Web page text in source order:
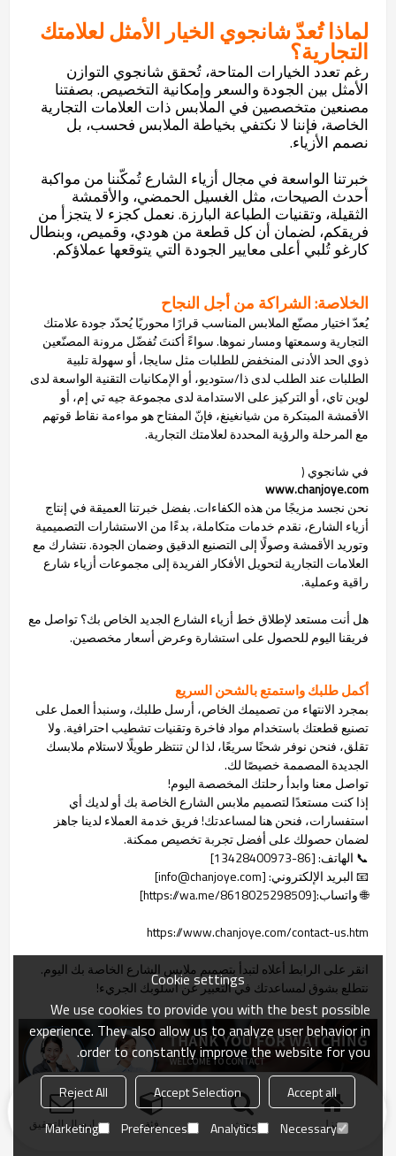
لماذا تُعدّ شانجوي الخيار الأمثل لعلامتك
التجارية؟
رغم تعدد الخيارات المتاحة، تُحقق شانجوي التوازن
الأمثل بين الجودة والسعر وإمكانية التخصيص. بصفتنا
مصنعين متخصصين في الملابس ذات العلامات التجارية
الخاصة، فإننا لا نكتفي بخياطة الملابس فحسب، بل
نصمم الأزياء.
خبرتنا الواسعة في مجال أزياء الشارع تُمكّننا من مواكبة
أحدث الصيحات، مثل الغسيل الحمضي، والأقمشة
الثقيلة، وتقنيات الطباعة البارزة. نعمل كجزء لا يتجزأ من
فريقكم، لضمان أن كل قطعة من هودي، وقميص، وبنطال
كارغو تُلبي أعلى معايير الجودة التي يتوقعها عملاؤكم.
الخلاصة: الشراكة من أجل النجاح
يُعدّ اختيار مصنّع الملابس المناسب قرارًا محوريًا يُحدّد جودة علامتك
التجارية وسمعتها ومسار نموها. سواءً أكنتَ تُفضّل مرونة المصنّعين
ذوي الحد الأدنى المنخفض للطلبات مثل سايجا، أو سهولة تلبية
الطلبات عند الطلب لدى ذا/ستوديو، أو الإمكانيات التقنية الواسعة لدى
لوين تاي، أو التركيز على الاستدامة لدى مجموعة جيه تي إم، أو
الأقمشة المبتكرة من شيانغينغ، فإنّ المفتاح هو مواءمة نقاط قوتهم
مع المرحلة والرؤية المحددة لعلامتك التجارية.
في شانجوي (
www.chanjoye.com
نحن نجسد مزيجًا من هذه الكفاءات. بفضل خبرتنا العميقة في إنتاج
أزياء الشارع، نقدم خدمات متكاملة، بدءًا من الاستشارات التصميمية
وتوريد الأقمشة وصولًا إلى التصنيع الدقيق وضمان الجودة. نتشارك مع
العلامات التجارية لتحويل الأفكار الفريدة إلى مجموعات أزياء شارع
راقية وعملية.
هل أنت مستعد لإطلاق خط أزياء الشارع الجديد الخاص بك؟ تواصل مع
فريقنا اليوم للحصول على استشارة وعرض أسعار مخصصين.
أكمل طلبك واستمتع بالشحن السريع
بمجرد الانتهاء من تصميمك الخاص، أرسل طلبك، وسنبدأ العمل على
تصنيع قطعتك باستخدام مواد فاخرة وتقنيات تشطيب احترافية. ولا
تقلق، فنحن نوفر شحنًا سريعًا، لذا لن تنتظر طويلًا لاستلام ملابسك
الجديدة المصممة خصيصًا لك.
تواصل معنا وابدأ رحلتك المخصصة اليوم!
إذا كنت مستعدًا لتصميم ملابس الشارع الخاصة بك أو لديك أي
استفسارات، فنحن هنا لمساعدتك! فريق خدمة العملاء لدينا جاهز
لضمان حصولك على أفضل تجربة تخصيص ممكنة.
📞 الهاتف: [86-13428400973]
📧 البريد الإلكتروني: [info@chanjoye.com]
🌐 واتساب:[https://wa.me/8618025298509]
https://www.chanjoye.com/contact-us.htm
انقر على الرابط أعلاه لتبدأ بتصميم ملابس الشارع الخاصة بك اليوم.
نتطلع بشوق لمساعدتك في التعبير عن أسلوبك الجريء!
منزل بحث فئة ارسال التحقيق
Cookie settings
We use cookies to provide you with the best possible
experience. They also allow us to analyze user behavior in
order to constantly improve the website for you.
Accept all
Accept Selection
Reject All
Necessary
Analytics
Preferences
Marketing